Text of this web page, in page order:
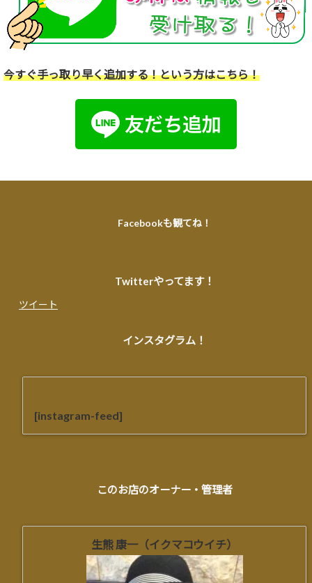
今すぐ手っ取り早く追加する！という方はこちら！
Facebookも観てね！
Twitterやってます！
ツイート
インスタグラム！
[instagram-feed]
このお店のオーナー・管理者
生熊 康一（イクマコウイチ）